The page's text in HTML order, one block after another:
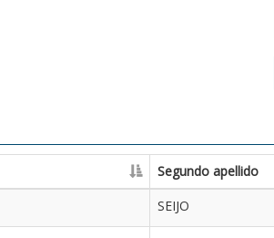
Segundo apellido
SEIJO